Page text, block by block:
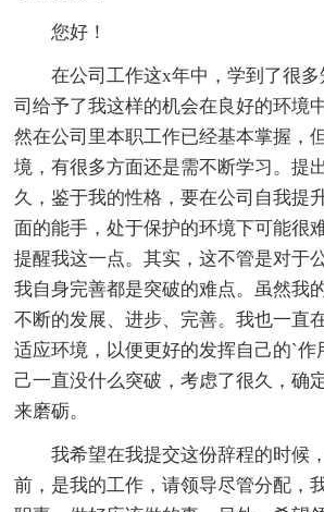
您好！
在公司工作这x年中，学到了很多
司给予了我这样的机会在良好的环境
然在公司里本职工作已经基本掌握，
境，有很多方面还是需不断学习。提
久，鉴于我的性格，要在公司自我提
面的能手，处于保护的环境下可能很
提醒我这一点。其实，这不管是对于
我自身完善都是突破的难点。虽然我
不断的发展、进步、完善。我也一直
适应环境，以便更好的发挥自己的`作
己一直没什么突破，考虑了很久，确
来磨砺。
我希望在我提交这份辞程的时候
前，是我的工作，请领导尽管分配，